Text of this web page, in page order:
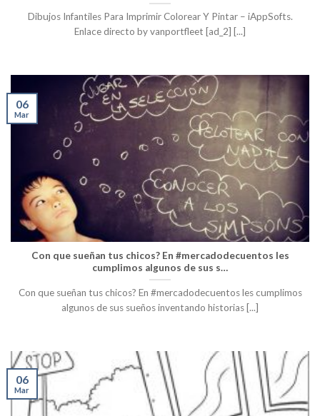
Dibujos Infantiles Para Imprimir Colorear Y Pintar – iAppSofts.
Enlace directo by vanportfleet [ad_2] [...]
Con que sueñan tus chicos? En #mercadodecuentos les
cumplimos algunos de sus s…
Con que sueñan tus chicos? En #mercadodecuentos les cumplimos
algunos de sus sueños inventando historias [...]
06
Mar
06
Mar